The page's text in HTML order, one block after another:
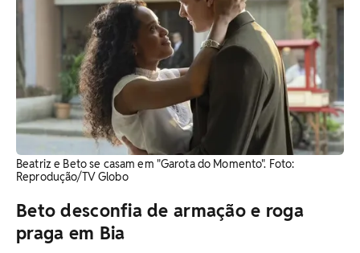
Beatriz e Beto se casam em "Garota do Momento". ​Foto:
Reprodução/TV Globo
Beto desconfia de armação e roga
praga em Bia